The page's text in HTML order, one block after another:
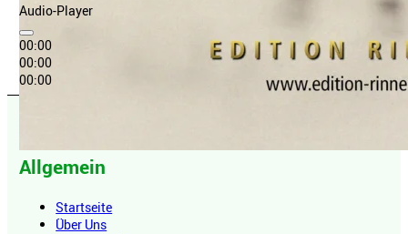
Audio-Player
00:00
00:00
00:00
Allgemein
Startseite
Über Uns